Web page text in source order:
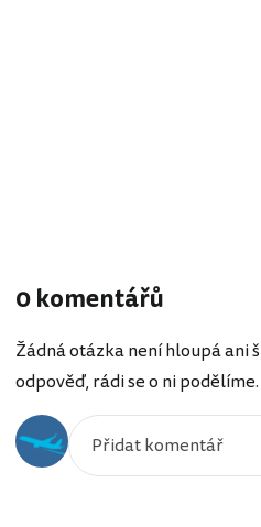
0 komentářů
Žádná otázka není hloupá ani
odpověď, rádi se o ni podělíme.